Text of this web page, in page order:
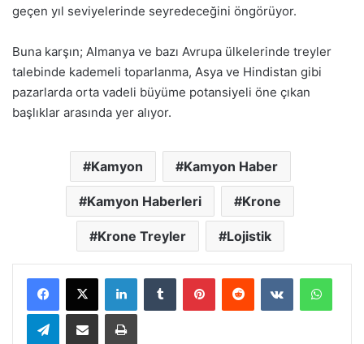
geçen yıl seviyelerinde seyredeceğini öngörüyor.
Buna karşın; Almanya ve bazı Avrupa ülkelerinde treyler
talebinde kademeli toparlanma, Asya ve Hindistan gibi
pazarlarda orta vadeli büyüme potansiyeli öne çıkan
başlıklar arasında yer alıyor.
Kamyon Kamyon Haber
Kamyon Haberleri Krone
Krone Treyler Lojistik
LinkedInTumblr PinterestReddit VKontakte
TelegramE-Posta ile paylaş Yazdır